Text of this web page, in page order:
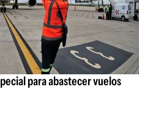
para abastecer vuelos